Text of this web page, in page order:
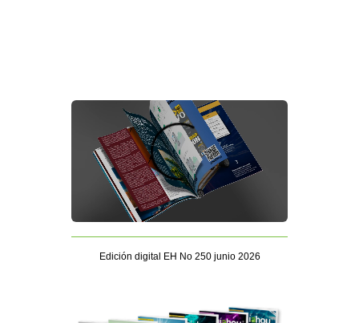
Edición digital EH No 250 junio 2026